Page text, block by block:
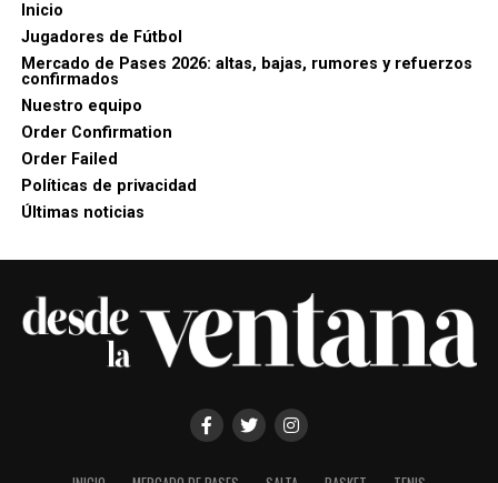
Inicio
Jugadores de Fútbol
Mercado de Pases 2026: altas, bajas, rumores y refuerzos
confirmados
Nuestro equipo
Order Confirmation
Order Failed
Políticas de privacidad
Últimas noticias